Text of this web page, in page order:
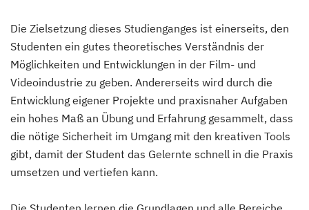
Die Zielsetzung dieses Studienganges ist einerseits, den
Studenten ein gutes theoretisches Verständnis der
Möglichkeiten und Entwicklungen in der Film- und
Videoindustrie zu geben. Andererseits wird durch die
Entwicklung eigener Projekte und praxisnaher Aufgaben
ein hohes Maß an Übung und Erfahrung gesammelt, dass
die nötige Sicherheit im Umgang mit den kreativen Tools
gibt, damit der Student das Gelernte schnell in die Praxis
umsetzen und vertiefen kann.